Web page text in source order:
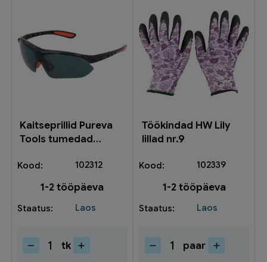
Kaitseprillid Pureva
Tools tumedad
102312
1-2 tööpäeva
Laos
Kaitseprillid
tk
Töökindad HW Lily
lillad nr.9
102339
1-2 tööpäeva
Laos
Töökindadpaar